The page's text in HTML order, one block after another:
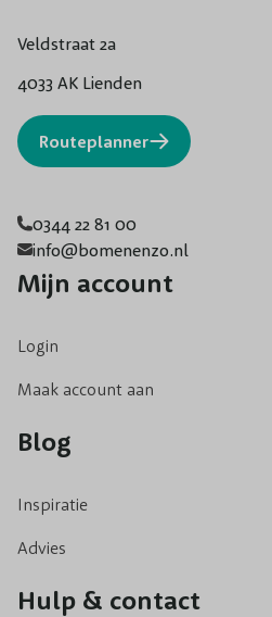
Veldstraat 2a
4033 AK Lienden
Routeplanner
0344 22 81 00
info@bomenenzo.nl
Mijn account
Login
Maak account aan
Blog
Inspiratie
Advies
Hulp & contact